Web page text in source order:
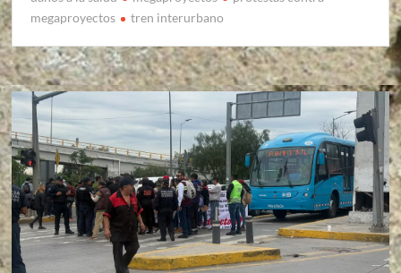
megaproyectos
tren interurbano